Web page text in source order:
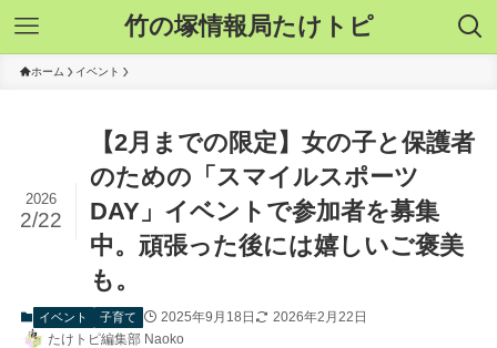
竹の塚情報局たけトピ
ホーム イベント
【2月までの限定】女の子と保護者
のための「スマイルスポーツ
DAY」イベントで参加者を募集
中。頑張った後には嬉しいご褒美
も。
2026
2/22
イベント 子育て 2025年9月18日
2026年2月22日
たけトピ編集部 Naoko